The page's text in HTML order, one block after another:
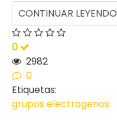
CONTINUAR LEYENDO
0
2982
0
Etiquetas:
grupos electrogenos